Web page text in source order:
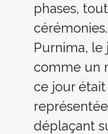
phases,
cérémonies.
Purnima,
comme un
ce jour
déplaçant